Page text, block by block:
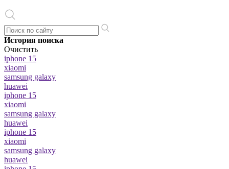
История поиска
Очистить
iphone 15
xiaomi
samsung galaxy
huawei
iphone 15
xiaomi
samsung galaxy
huawei
iphone 15
xiaomi
samsung galaxy
huawei